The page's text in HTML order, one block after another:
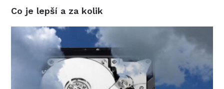
Co je lepší a za kolik